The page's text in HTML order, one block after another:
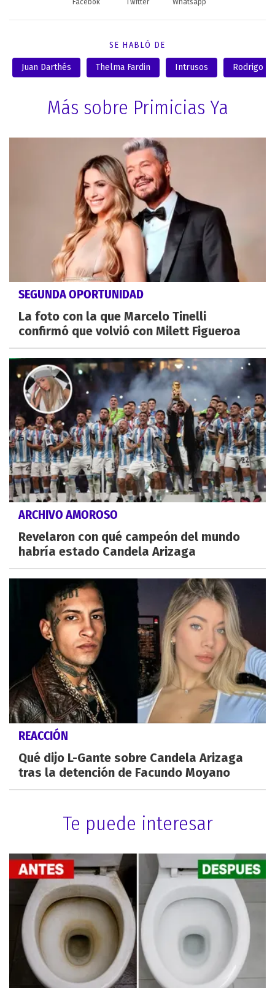
Facebok Twitter Whatsapp
SE HABLÓ DE
Juan Darthés Thelma Fardin Intrusos Rodrigo
Más sobre Primicias Ya
SEGUNDA OPORTUNIDAD
La foto con la que Marcelo Tinelli
confirmó que volvió con Milett Figueroa
ARCHIVO AMOROSO
Revelaron con qué campeón del mundo
habría estado Candela Arizaga
REACCIÓN
Qué dijo L-Gante sobre Candela Arizaga
tras la detención de Facundo Moyano
Te puede interesar